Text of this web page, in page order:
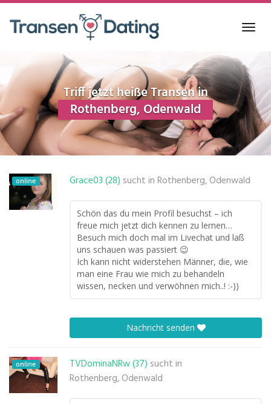
Skip
Triff jetzt heiße Transen in
Rothenberg, Odenwald
online Grace03 (28) sucht in Rothenberg, Odenwald
Schön das du mein Profil besuchst – ich
freue mich jetzt dich kennen zu lernen…
Besuch mich doch mal im Livechat und laß
uns schauen was passiert 😉
Ich kann nicht widerstehen Männer, die, wie
man eine Frau wie mich zu behandeln
wissen, necken und verwöhnen mich..! :-))
Nachricht senden
online TVDominaNRw (37) sucht in
Rothenberg, Odenwald